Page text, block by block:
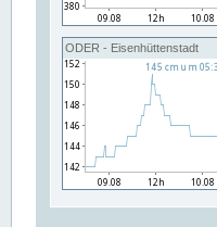
ODER - Eisenhüttenstadt